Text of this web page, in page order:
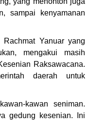
sampai kenyamanan
Yanuar yang
mengakui masih
Raksawacana.
daerah untuk
kawan seniman.
gedung kesenian. Ini